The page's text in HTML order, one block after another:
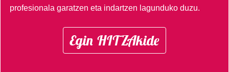
profesionala garatzen eta indartzen lagunduko duzu.
Egin HITZAkide